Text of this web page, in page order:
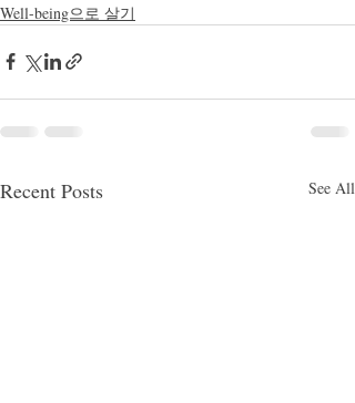
Well-being으로 살기
Recent Posts See All